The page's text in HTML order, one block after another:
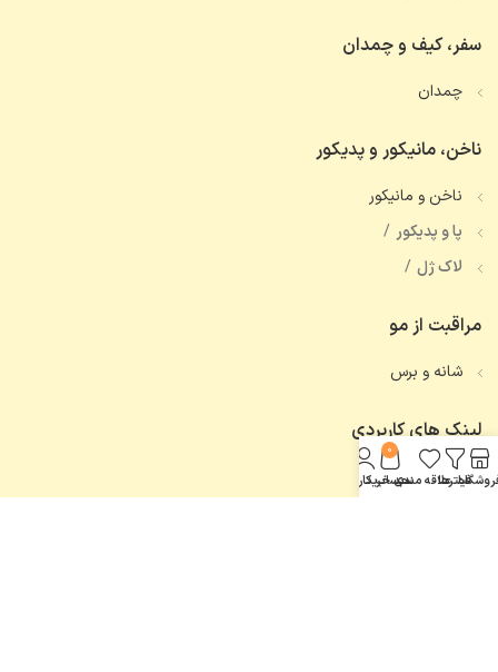
سفر، کیف و چمدان
چمدان
ناخن، مانیکور و پدیکور
ناخن و مانیکور
پا و پدیکور
لاک ژل
مراقبت از مو
شانه و برس
لینک های کاربردی
تماس با ما
فیلترهاعلاقه مندی
0
سبد خرید
حساب کاربری من